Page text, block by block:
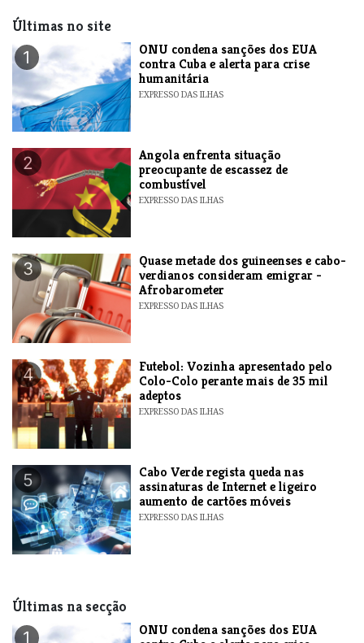
Últimas no site
1
ONU condena sanções dos EUA
contra Cuba e alerta para crise
humanitária
EXPRESSO DAS ILHAS
2
Angola enfrenta situação
preocupante de escassez de
combustível
EXPRESSO DAS ILHAS
3
Quase metade dos guineenses e cabo-
verdianos consideram emigrar -
Afrobarometer
EXPRESSO DAS ILHAS
4
Futebol: Vozinha apresentado pelo
Colo-Colo perante mais de 35 mil
adeptos
EXPRESSO DAS ILHAS
5
Cabo Verde regista queda nas
assinaturas de Internet e ligeiro
aumento de cartões móveis
EXPRESSO DAS ILHAS
Últimas na secção
1
ONU condena sanções dos EUA